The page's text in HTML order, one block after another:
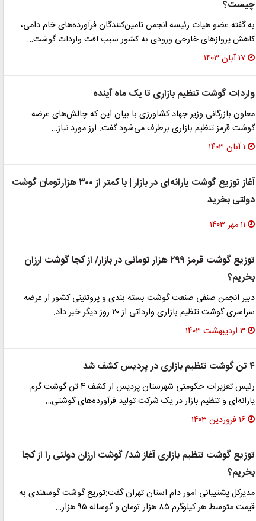
چیست؟
به گفته عضو هیات رئیسه انجمن تامین‌کنندگان فرآورده‌های خام دامی،
کاهش پروازهای خارجی ورودی به کشور سبب افت واردات گوشت…
۱۷ آبان ۱۴۰۳
واردات گوشت تنظیم بازاری تا یک ماه آینده
معاون بازرگانی وزیر جهاد کشاورزی با بیان این که چالش‌های عرضه
گوشت قرمز تنظیم بازاری برطرف می‌شود گفت: ارز مورد نیاز…
۱ آبان ۱۴۰۳
آغاز توزیع گوشت یارانه‌ای در بازار | با کمتر از ۳۰۰ هزارتومان گوشت
دولتی بخرید
۱۱ مهر ۱۴۰۳
توزیع گوشت قرمز ۲۹۹ هزار تومانی در بازار/ از کجا گوشت ارزان
بخریم؟
دبیر انجمن صنفی صنعت گوشت بسته بندی و پروتئینی کشور از عرضه
سراسری گوشت تنظیم بازاری وارداتی از ۲۰ روز دیگر خبر داد.
۳ اردیبهشت ۱۴۰۳
۴ تن گوشت تنظیم بازاری در پردیس کشف شد
رئیس تعزیرات حکومتی شهرستان پردیس از کشف ۴ تن گوشت گرم
یارانه‌ای و تنظیم بازار در یک شرکت تولید فرآورده‌های گوشتی…
۱۶ فروردین ۱۴۰۳
توزیع گوشت تنظیم بازاری آغاز شد/ گوشت ارزان دولتی را از کجا
بخریم؟
مدیرکل پشتیبانی امور دام استان تهران گفت:توزیع گوشت گوسفندی به
قیمت متوسط هر کیلوگرم ۸۵ هزار تومان و گوساله ۹۵ هزار…